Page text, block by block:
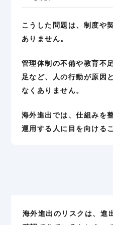
こうした問題は、制度や
ありません。
管理体制の不備や教育不
足など、人の行動が原因
なくありません。
海外進出では、仕組みを
運用する人に目を向ける
海外進出のリスクは、進